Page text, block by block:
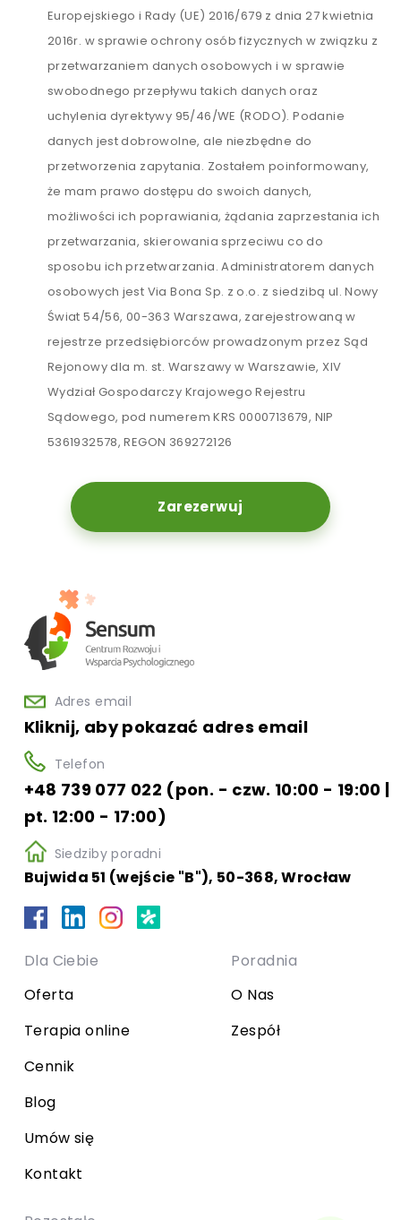
Europejskiego i Rady (UE) 2016/679 z dnia 27 kwietnia
2016r. w sprawie ochrony osób fizycznych w związku z
przetwarzaniem danych osobowych i w sprawie
swobodnego przepływu takich danych oraz
uchylenia dyrektywy 95/46/WE (RODO). Podanie
danych jest dobrowolne, ale niezbędne do
przetworzenia zapytania. Zostałem poinformowany,
że mam prawo dostępu do swoich danych,
możliwości ich poprawiania, żądania zaprzestania ich
przetwarzania, skierowania sprzeciwu co do
sposobu ich przetwarzania. Administratorem danych
osobowych jest Via Bona Sp. z o.o. z siedzibą ul. Nowy
Świat 54/56, 00-363 Warszawa, zarejestrowaną w
rejestrze przedsiębiorców prowadzonym przez Sąd
Rejonowy dla m. st. Warszawy w Warszawie, XIV
Wydział Gospodarczy Krajowego Rejestru
Sądowego, pod numerem KRS 0000713679, NIP
5361932578, REGON 369272126
Zarezerwuj
Adres email
Kliknij, aby pokazać adres email
Telefon
+48 739 077 022 (pon. - czw. 10:00 - 19:00 |
pt. 12:00 - 17:00)
Siedziby poradni
Bujwida 51 (wejście "B"), 50-368, Wrocław
Dla Ciebie
Oferta
Terapia online
Cennik
Blog
Umów się
Kontakt
Poradnia
O Nas
Zespół